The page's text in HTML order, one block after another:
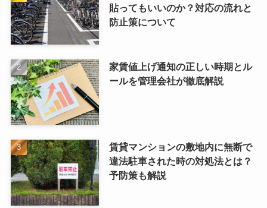
貼ってもいいのか？対応の流れと
防止策について
家賃値上げ通知の正しい時期とル
ールを管理会社が徹底解説
賃貸マンションの敷地内に無断で
違法駐車された時の対処法とは？
予防策も解説